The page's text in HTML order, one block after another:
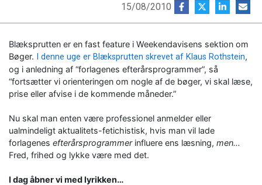
15/08/2010
Blæksprutten er en fast feature i Weekendavisens sektion om
Bøger.
I denne uge er Blæksprutten skrevet af Klaus Rothstein,
og i anledning af “forlagenes efterårsprogrammer”, så
“fortsætter vi orienteringen om nogle af de bøger, vi skal læse,
prise eller afvise i de kommende måneder.”
Nu skal man enten være professionel anmelder eller
ualmindeligt aktualitets-fetichistisk, hvis man vil lade
forlagenes efterårsprogrammerinfluere ens læsning, men…
Fred, frihed og lykke være med det.
I dag åbner vi med lyrikken…